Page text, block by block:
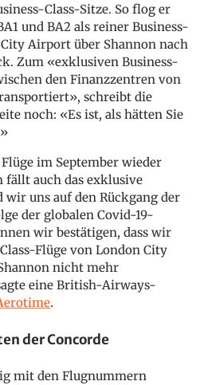
Class-Sitze. So flog er
und BA2 als reiner Business-
Airport über Shannon nach
Zum «exklusiven Business-
den Finanzzentren von
schreibt die
noch: «Es ist, als hätten Sie
im September wieder
fällt auch das exklusive
wir uns auf den Rückgang der
der globalen Covid-19-
wir bestätigen, dass wir
Flüge von London City
nicht mehr
eine British-Airways-
.
der Concorde
mit den Flugnummern